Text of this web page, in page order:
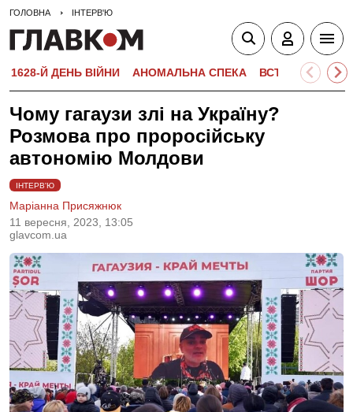
ГОЛОВНА ІНТЕРВ'Ю
1628-Й ДЕНЬ ВІЙНИ АНОМАЛЬНА СПЕКА ВСТУПНА
Чому гагаузи злі на Україну?
Розмова про проросійську
автономію Молдови
ІНТЕРВ'Ю
11 вересня, 2023, 13:05
glavcom.ua
Маріанна Присяжнюк